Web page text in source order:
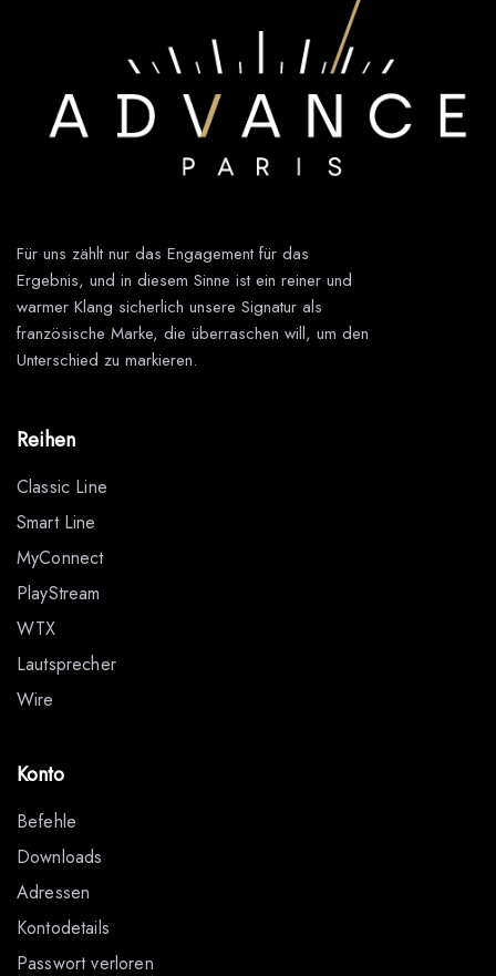
Für uns zählt nur das Engagement für das
Ergebnis, und in diesem Sinne ist ein reiner und
warmer Klang sicherlich unsere Signatur als
französische Marke, die überraschen will, um den
Unterschied zu markieren.
Reihen
Classic Line
Smart Line
MyConnect
PlayStream
WTX
Lautsprecher
Wire
Konto
Befehle
Downloads
Adressen
Kontodetails
Passwort verloren